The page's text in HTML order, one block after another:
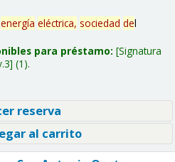
energía eléctrica, sociedad del
para préstamo: Signatura
(1).
reserva
al carrito